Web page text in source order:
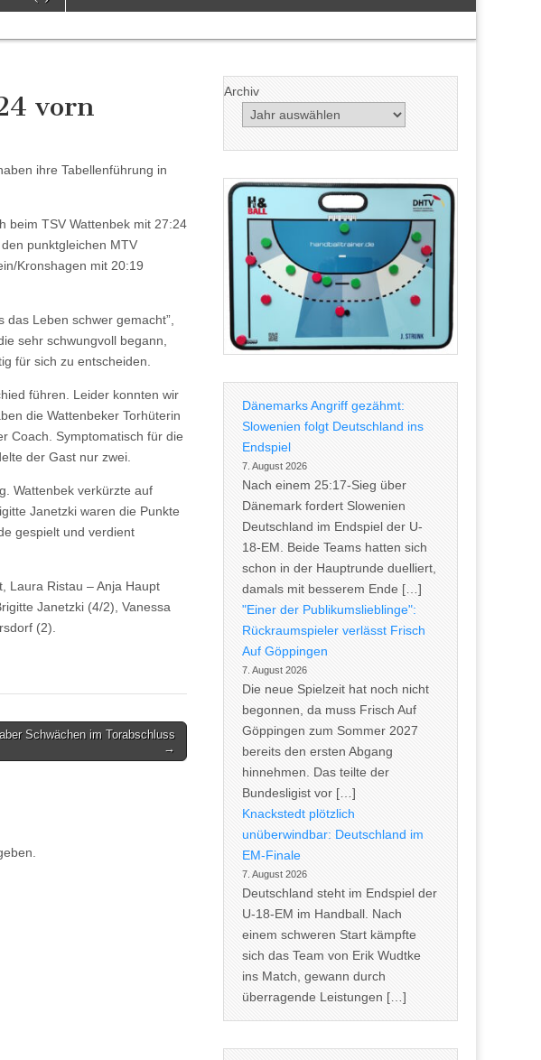
vorn
ihre Tabellenführung in
beim TSV Wattenbek mit 27:24
punktgleichen MTV
Kronshagen mit 20:19
Leben schwer gemacht”,
sehr schwungvoll begann,
für sich zu entscheiden.
führen. Leider konnten wir
die Wattenbeker Torhüterin
Coach. Symptomatisch für die
der Gast nur zwei.
Wattenbek verkürzte auf
Janetzki waren die Punkte
gespielt und verdient
Laura Ristau – Anja Haupt
Janetzki (4/2), Vanessa
(2).
Schwächen im Torabschluss
→
Archiv
Dänemarks Angriff gezähmt:
Slowenien folgt Deutschland ins
Endspiel
7. August 2026
Nach einem 25:17-Sieg über
Dänemark fordert Slowenien
Deutschland im Endspiel der U-
18-EM. Beide Teams hatten sich
schon in der Hauptrunde duelliert,
damals mit besserem Ende […]
"Einer der Publikumslieblinge":
Rückraumspieler verlässt Frisch
Auf Göppingen
7. August 2026
Die neue Spielzeit hat noch nicht
begonnen, da muss Frisch Auf
Göppingen zum Sommer 2027
bereits den ersten Abgang
hinnehmen. Das teilte der
Bundesligist vor […]
Knackstedt plötzlich
unüberwindbar: Deutschland im
EM-Finale
7. August 2026
Deutschland steht im Endspiel der
U-18-EM im Handball. Nach
einem schweren Start kämpfte
sich das Team von Erik Wudtke
ins Match, gewann durch
überragende Leistungen […]